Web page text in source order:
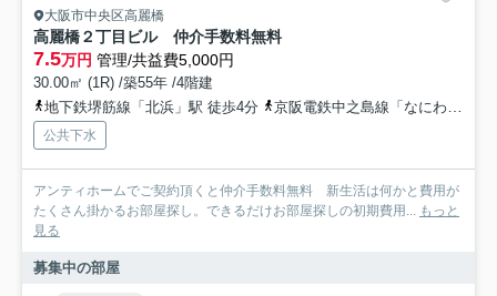
大阪市中央区高麗橋
高麗橋２丁目ビル 仲介手数料無料
7.5万円 管理/共益費5,000円
30.00㎡ (1R) /築55年 /4階建
地下鉄堺筋線「北浜」駅 徒歩4分
京阪電鉄中之島線「なにわ橋」駅 徒歩7分
公共下水
アンティホームでご契約頂くと仲介手数料無料 新生活は何かと費用が
たくさん掛かるお部屋探し。できるだけお部屋探しの初期費用...
もっと
見る
募集中の部屋